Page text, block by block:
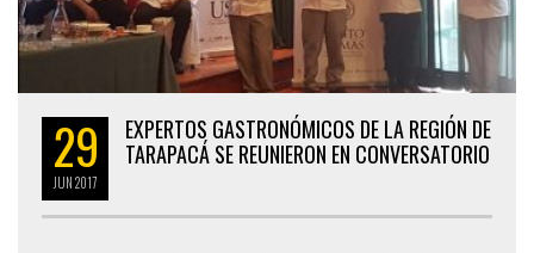
29
JUN2017
EXPERTOS GASTRONÓMICOS DE LA REGIÓN DE
TARAPACÁ SE REUNIERON EN CONVERSATORIO